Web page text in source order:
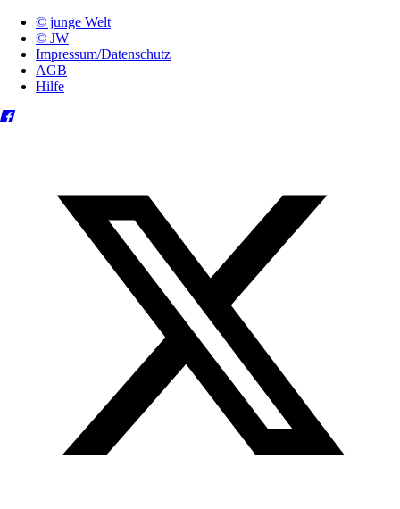
© junge Welt
© JW
Impressum/Datenschutz
AGB
Hilfe